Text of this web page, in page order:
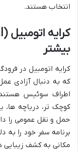
انتخاب هستند.
بیشتر
کرایه اتومبیل در
که به دنبال آزادی
اطراف سوئیس
کوچک تر، دریاچه ها،
حمل و نقل عمومی را
برنامه سفر خود را به
مکانی به کشف زیبایی